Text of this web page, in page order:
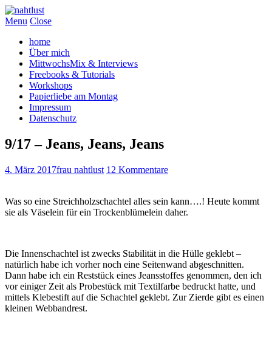
Menu Close
home
Über mich
MittwochsMix & Interviews
Freebooks & Tutorials
Workshops
Papierliebe am Montag
Impressum
Datenschutz
9/17 – Jeans, Jeans, Jeans
4. März 2017frau nahtlust 12 Kommentare
Was so eine Streichholzschachtel alles sein kann….! Heute kommt
sie als Väselein für ein Trockenblümelein daher.
Die Innenschachtel ist zwecks Stabilität in die Hülle geklebt –
natürlich habe ich vorher noch eine Seitenwand abgeschnitten.
Dann habe ich ein Reststück eines Jeansstoffes genommen, den ich
vor einiger Zeit als Probestück mit Textilfarbe bedruckt hatte, und
mittels Klebestift auf die Schachtel geklebt. Zur Zierde gibt es einen
kleinen Webbandrest.